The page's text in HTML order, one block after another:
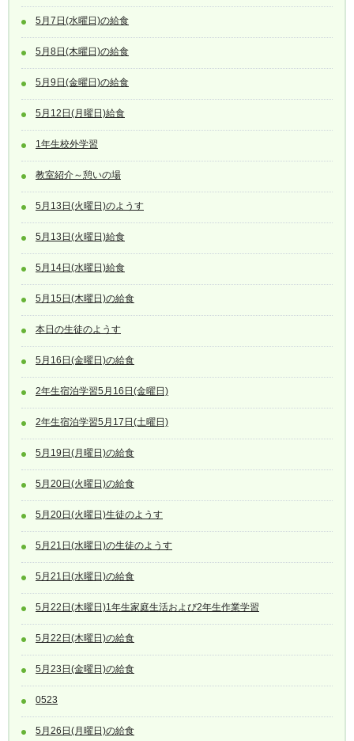
5月7日(水曜日)の給食
5月8日(木曜日)の給食
5月9日(金曜日)の給食
5月12日(月曜日)給食
1年生校外学習
教室紹介～憩いの場
5月13日(火曜日)のようす
5月13日(火曜日)給食
5月14日(水曜日)給食
5月15日(木曜日)の給食
本日の生徒のようす
5月16日(金曜日)の給食
2年生宿泊学習5月16日(金曜日)
2年生宿泊学習5月17日(土曜日)
5月19日(月曜日)の給食
5月20日(火曜日)の給食
5月20日(火曜日)生徒のようす
5月21日(水曜日)の生徒のようす
5月21日(水曜日)の給食
5月22日(木曜日)1年生家庭生活および2年生作業学習
5月22日(木曜日)の給食
5月23日(金曜日)の給食
0523
5月26日(月曜日)の給食